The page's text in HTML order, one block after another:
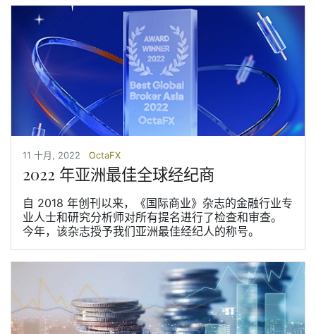
11 十月, 2022 OctaFX
2022 年亚洲最佳全球经纪商
自 2018 年创刊以来，《国际商业》杂志的金融行业专
业人士和研究分析师对所有提名进行了检查和审查。
今年，该杂志授予我们亚洲最佳经纪人的称号。